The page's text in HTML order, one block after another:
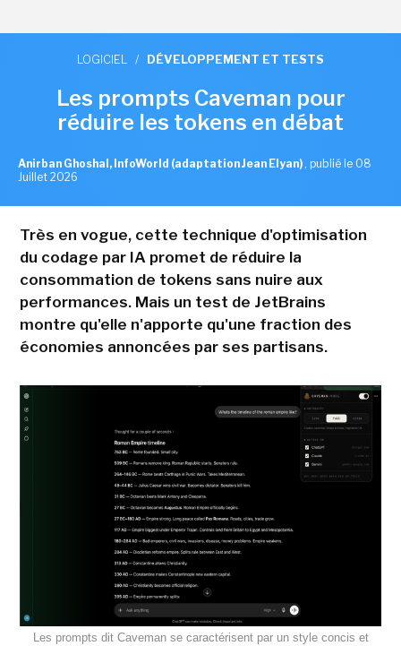
LOGICIEL / DÉVELOPPEMENT ET TESTS
Les prompts Caveman pour
réduire les tokens en débat
Anirban Ghoshal, InfoWorld (adaptation Jean Elyan) , publié le 08
Juillet 2026
Très en vogue, cette technique d'optimisation
du codage par IA promet de réduire la
consommation de tokens sans nuire aux
performances. Mais un test de JetBrains
montre qu'elle n'apporte qu'une fraction des
économies annoncées par ses partisans.
Les prompts dit Caveman se caractérisent par un style concis et